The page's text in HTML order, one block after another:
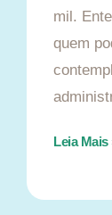
mil.
quem
Leia Mais